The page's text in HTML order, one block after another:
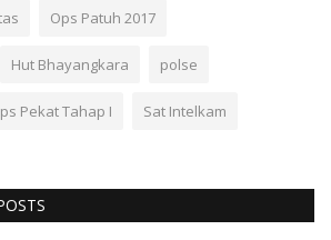
Ops Patuh 2017
Hut Bhayangkara polse
Pekat Tahap I Sat Intelkam